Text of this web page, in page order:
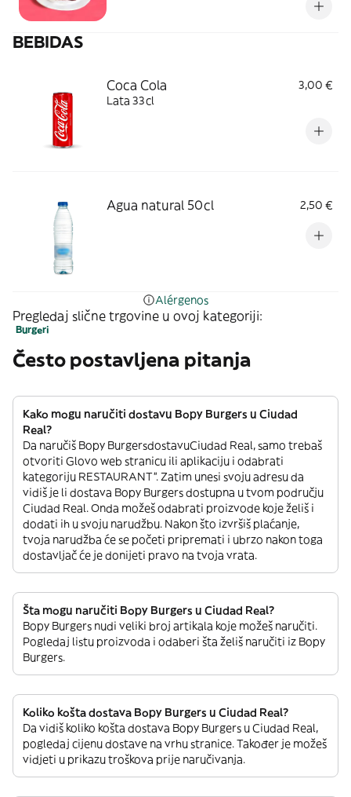
BEBIDAS
Coca Cola
3,00 €
Lata 33cl
Agua natural 50cl 2,50 €
Alérgenos
Pregledaj slične trgovine u ovoj kategoriji:
Burgeri
Često postavljena pitanja
Kako mogu naručiti dostavu Bopy Burgers u Ciudad
Real?
Da naručiš Bopy BurgersdostavuCiudad Real, samo trebaš
otvoriti Glovo web stranicu ili aplikaciju i odabrati
kategoriju RESTAURANT”. Zatim unesi svoju adresu da
vidiš je li dostava Bopy Burgers dostupna u tvom području
Ciudad Real. Onda možeš odabrati proizvode koje želiš i
dodati ih u svoju narudžbu. Nakon što izvršiš plaćanje,
tvoja narudžba će se početi pripremati i ubrzo nakon toga
dostavljač će je donijeti pravo na tvoja vrata.
Šta mogu naručiti Bopy Burgers u Ciudad Real?
Bopy Burgers nudi veliki broj artikala koje možeš naručiti.
Pogledaj listu proizvoda i odaberi šta želiš naručiti iz Bopy
Burgers.
Koliko košta dostava Bopy Burgers u Ciudad Real?
Da vidiš koliko košta dostava Bopy Burgers u Ciudad Real,
pogledaj cijenu dostave na vrhu stranice. Također je možeš
vidjeti u prikazu troškova prije naručivanja.